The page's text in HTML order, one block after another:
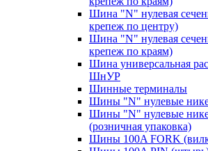
Шина "N" нулевая
крепеж по центру)
Шина "N" нулевая
крепеж по краям)
Шина универсальная
ШнУР
Шинные терминалы
Шины "N" нулевые
Шины "N" нулевые
(розничная упаковка)
Шины 100A FORK